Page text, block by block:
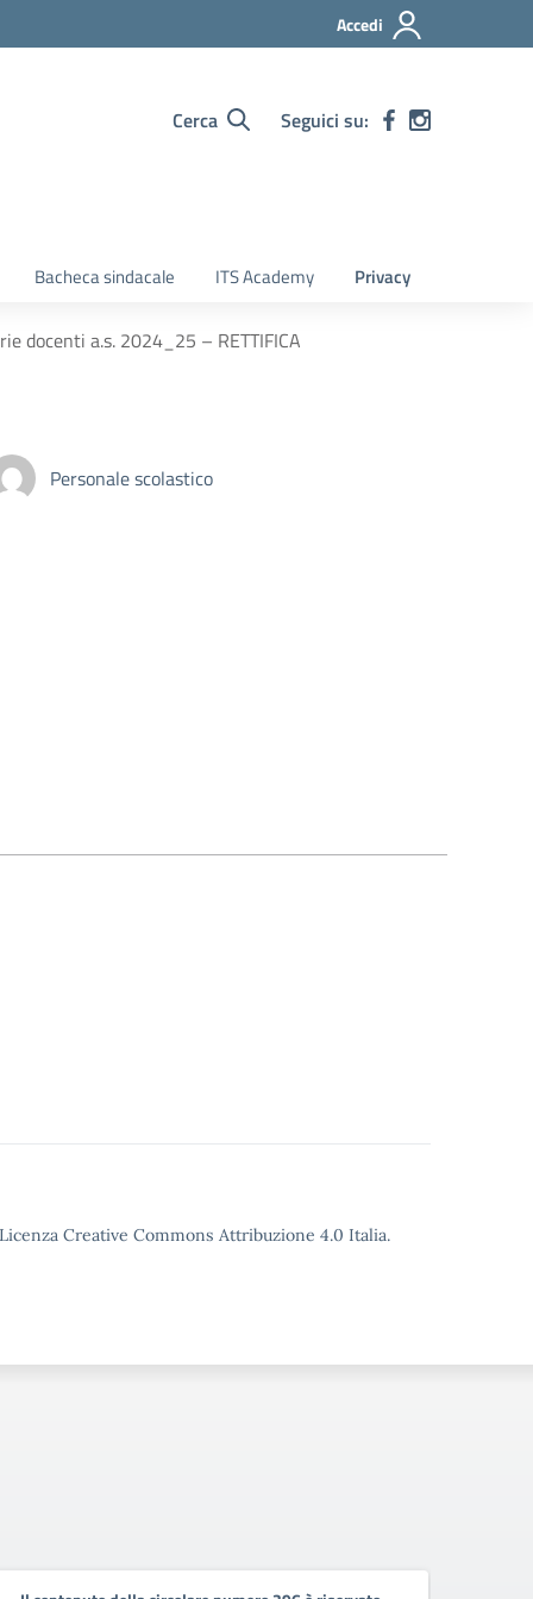
Accedi
Cerca Seguici su:
Bacheca sindacale ITS Academy Privacy
docenti a.s. 2024_25 – RETTIFICA
Personale scolastico
Creative Commons Attribuzione 4.0 Italia.